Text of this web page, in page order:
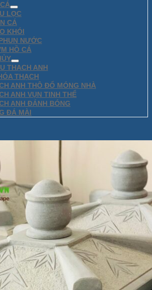
LỌC
CÁ
KHÓI
NƯỚC
HỒ CÁ
THẠCH ANH
THẠCH
ANH THÔ ĐỔ MÓNG NHÀ
ANH VỤN TINH THỂ
ANH ĐÁNH BÓNG
ĐÁ MÀI